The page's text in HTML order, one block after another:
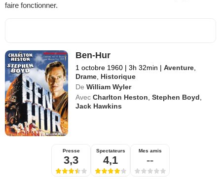
faire fonctionner.
Ben-Hur
1 octobre 1960 | 3h 32min | Aventure
Drame Historique
De William Wyler
Avec Charlton Heston ,Stephen Boyd
Jack Hawkins
Presse
3,3
Spectateurs
4,1
Mes amis
--